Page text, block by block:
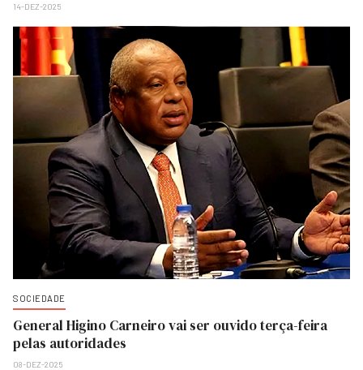
14-DEZ-2025
SOCIEDADE
General Higino Carneiro vai ser ouvido terça-feira
pelas autoridades
08-DEZ-2025